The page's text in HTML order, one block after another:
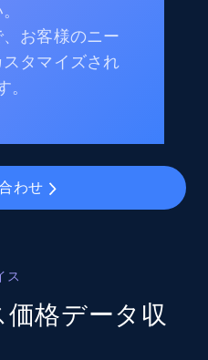
お客様のニー
タマイズされ
。
わせ
ス
格データ収